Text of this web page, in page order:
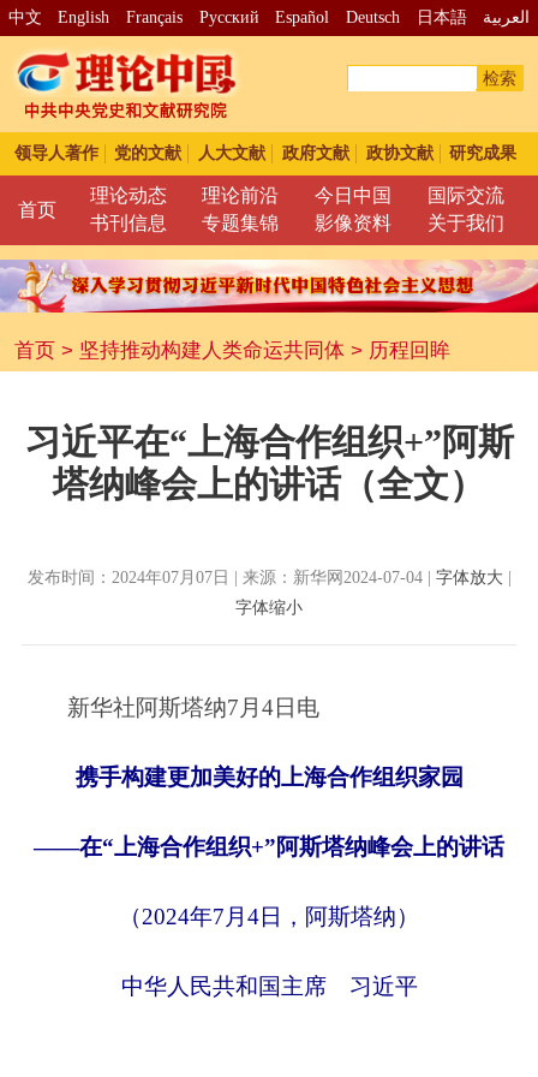
中文 English Français Pусский Español Deutsch 日本語 العربية
检索
领导人著作 党的文献 人大文献 政府文献 政协文献 研究成果
首页
理论动态 理论前沿 今日中国
国际交流
书刊信息
专题集锦 影像资料 关于我们
首页> 坚持推动构建人类命运共同体> 历程回眸
习近平在“上海合作组织+”阿斯
塔纳峰会上的讲话（全文）
发布时间：2024年07月07日 | 来源：新华网2024-07-04 | 字体放大|
字体缩小
新华社阿斯塔纳7月4日电
携手构建更加美好的上海合作组织家园
——在“上海合作组织+”阿斯塔纳峰会上的讲话
（2024年7月4日，阿斯塔纳）
中华人民共和国主席 习近平